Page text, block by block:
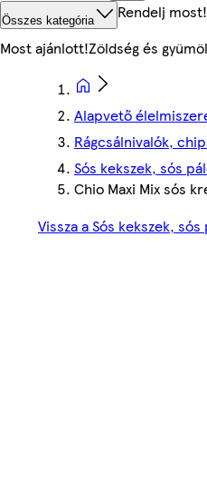
Összes kategória Rendelj most!
Most ajánlott!Zöldség és
Alapvető
Rágcsálnivalók,
Sós kekszek, sós
Chio Maxi Mix sós
Vissza a Sós kekszek,